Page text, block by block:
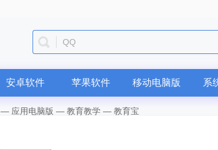
QQ
安卓软件 苹果软件 移动电脑版 系
— 应用电脑版 — 教育教学 — 教育宝